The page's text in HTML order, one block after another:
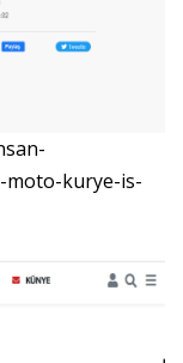
moto-kurye-is-